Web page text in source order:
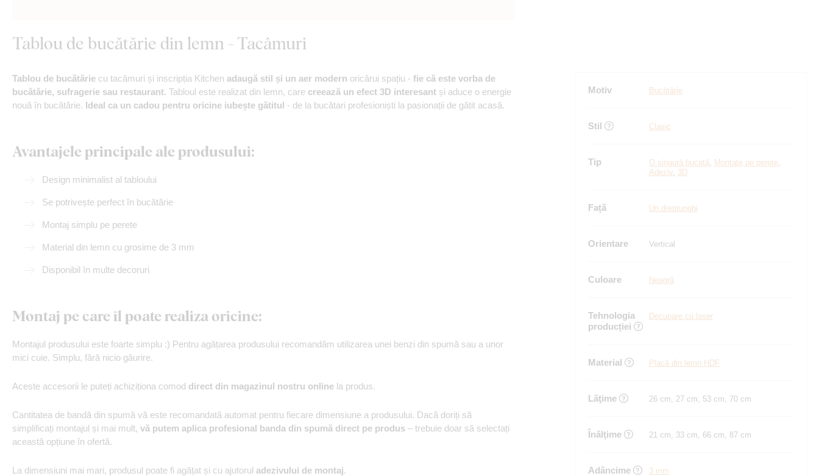
Tablou de bucătărie din lemn - Tacâmuri
Tablou de bucătărie cu tacâmuri și inscripția Kitchen adaugă stil și un aer modern oricărui spațiu - fie că este vorba de
bucătărie, sufragerie sau restaurant. Tabloul este realizat din lemn, care creează un efect 3D interesant și aduce o energie
nouă în bucătărie. Ideal ca un cadou pentru oricine iubește gătitul - de la bucătari profesioniști la pasionații de gătit acasă.
Avantajele principale ale produsului:
Design minimalist al tabloului
Se potrivește perfect în bucătărie
Montaj simplu pe perete
Material din lemn cu grosime de 3 mm
Disponibil în multe decoruri
Montaj pe care îl poate realiza oricine:
Montajul produsului este foarte simplu :) Pentru agățarea produsului recomandăm utilizarea unei benzi din spumă sau a unor
mici cuie. Simplu, fără nicio găurire.
Aceste accesorii le puteți achiziționa comod direct din magazinul nostru online la produs.
Cantitatea de bandă din spumă vă este recomandată automat pentru fiecare dimensiune a produsului. Dacă doriți să
simplificați montajul și mai mult, vă putem aplica profesional banda din spumă direct pe produs – trebuie doar să selectați
această opțiune în ofertă.
La dimensiuni mai mari, produsul poate fi agățat și cu ajutorul adezivului de montaj.
Motiv Bucătărie
Stil Clasic
Tip O singură bucată, Montate pe perete,
Adeziv, 3D
Față Un dreptunghi
Orientare Vertical
Culoare Neagră
Tehnologia
producției
Decupare cu laser
Material Placă din lemn HDF
Lăţime 26 cm, 27 cm, 53 cm, 70 cm
Înălţime 21 cm, 33 cm, 66 cm, 87 cm
Adâncime 3 mm